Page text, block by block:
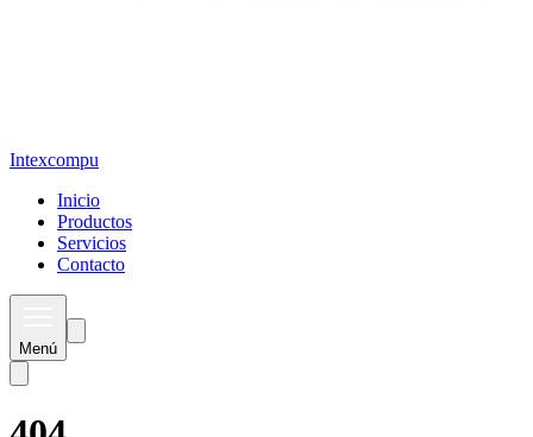
Intexcompu
Inicio
Productos
Servicios
Contacto
Menú